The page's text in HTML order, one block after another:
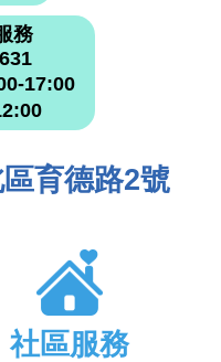
務
17:00
育德路2號
社區服務